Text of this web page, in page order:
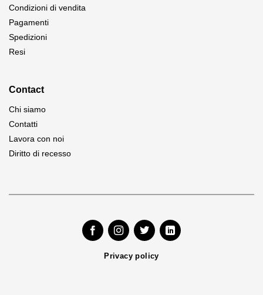
Condizioni di vendita
Pagamenti
Spedizioni
Resi
Contact
Chi siamo
Contatti
Lavora con noi
Diritto di recesso
Privacy policy